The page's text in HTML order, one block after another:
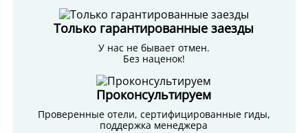
Только гарантированные заезды
У нас не бывает отмен.
Без наценок!
Проконсультируем
Проверенные отели, сертифицированные гиды,
поддержка менеджера